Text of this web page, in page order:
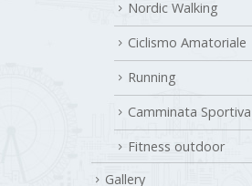
Ciclismo Amatoriale
Running
Camminata Sportiva
Fitness outdoor
Gallery